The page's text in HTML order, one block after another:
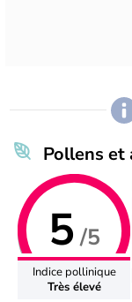
Pollens et
5 /5
Indice pollinique
Très élevé